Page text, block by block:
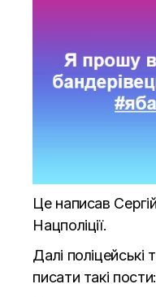
Це написав
Нацполіції.
Далі поліцейські
писати такі пости: